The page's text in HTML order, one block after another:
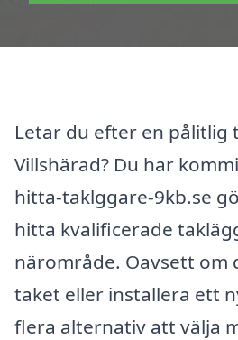
Letar du efter en pålitlig
Villshärad? Du har
hitta-taklggare-9kb.se
hitta kvalificerade
närområde. Oavsett om
taket eller installera ett
flera alternativ att välja